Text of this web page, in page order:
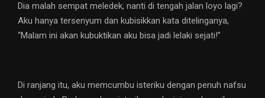
Dia malah sempat meledek, nanti di tengah jalan loyo lagi?
Aku hanya tersenyum dan kubisikkan kata ditelinganya,
“Malam ini akan kubuktikan aku bisa jadi lelaki sejati!”
Di ranjang itu, aku memcumbu isteriku dengan penuh nafsu